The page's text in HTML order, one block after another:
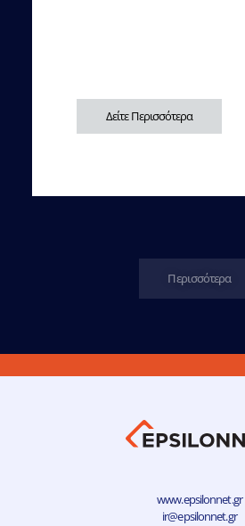
Δείτε Περισσότερα
Περισσότερα
www.epsilonnet.gr
ir@epsilonnet.gr